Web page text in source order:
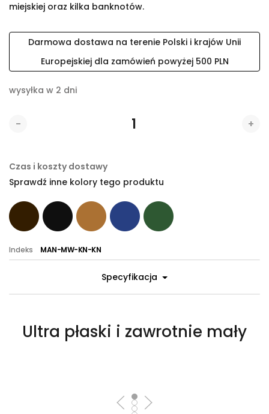
miejskiej oraz kilka banknotów.
Darmowa dostawa na terenie Polski i krajów Unii
Europejskiej dla zamówień powyżej 500 PLN
wysyłka w 2 dni
- +
Czas i koszty dostawy
Sprawdź inne kolory tego produktu
Indeks MAN-MW-KN-KN
Specyfikacja
Ultra płaski i zawrotnie mały